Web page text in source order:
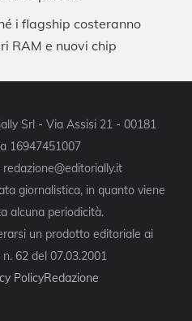
i flagship costeranno
RAM e nuovi chip
Srl - Via Assisi 21 - 00181
16947451007
giornalistica, in quanto viene
alcuna periodicità.
un prodotto editoriale ai
62 del 07.03.2001
PolicyRedazione